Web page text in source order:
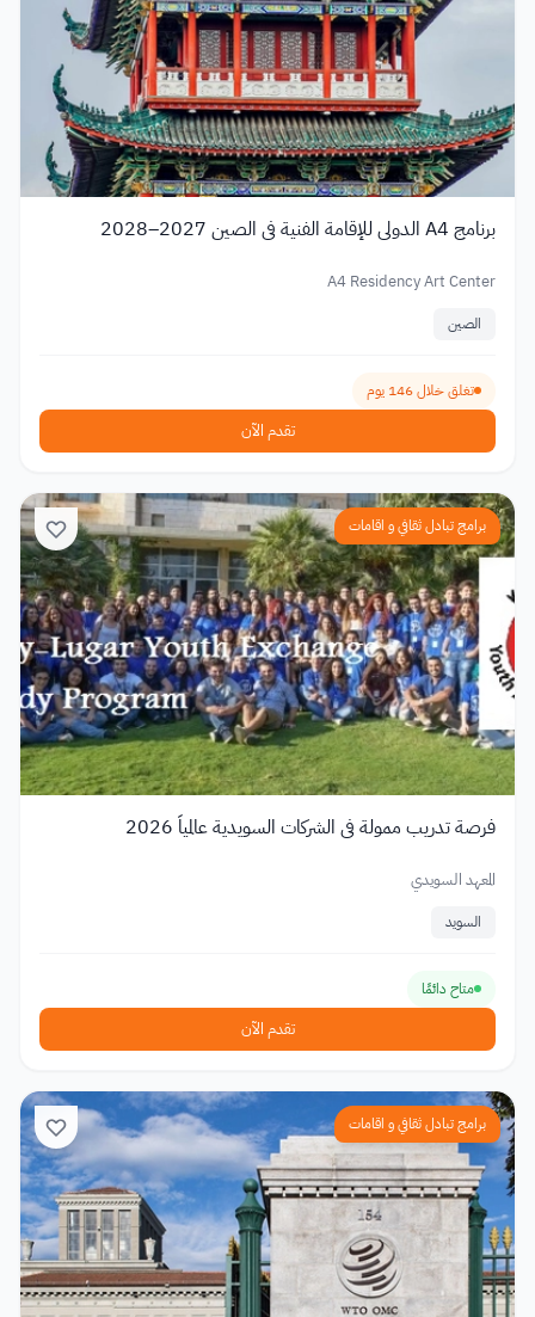
برنامج A4 الدولي للإقامة الفنية في الصين 2027–2028
A4 Residency Art Center
الصين
تغلق خلال 146 يوم
تقدم الآن
برامج تبادل ثقافي و اقامات
فرصة تدريب ممولة في الشركات السويدية عالمياً 2026
المعهد السويدي
السويد
متاح دائمًا
تقدم الآن
برامج تبادل ثقافي و اقامات